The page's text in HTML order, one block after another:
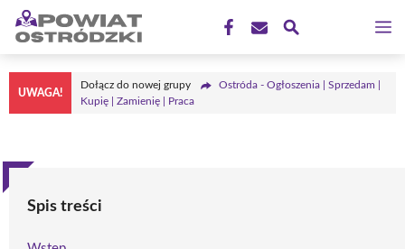
Przejdź
treści
UWAGA!
Dołącz do nowej grupy
Ostróda - Ogłoszenia | Sprzedam |
Kupię | Zamienię | Praca
Spis treści